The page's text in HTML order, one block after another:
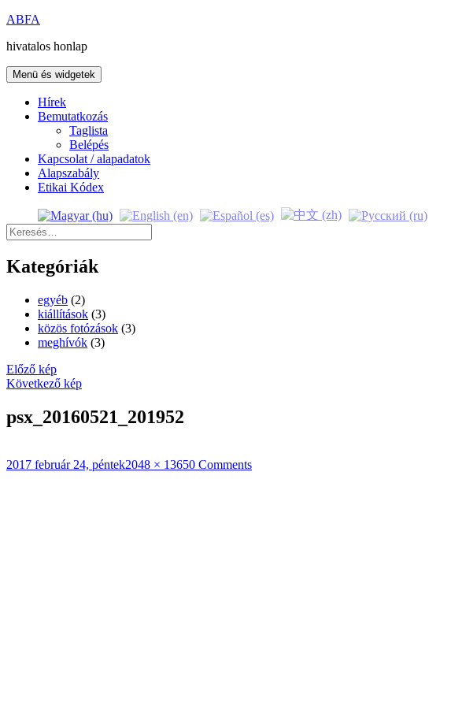
Kilépés
tartalomba
ABFA
hivatalos honlap
Menü és widgetek
Hírek
Bemutatkozás
Taglista
Belépés
Kapcsolat / alapadatok
Alapszabály
Etikai Kódex
Keresés:
Kategóriák
egyéb (2)
kiállítások (3)
közös fotózások (3)
meghívók (3)
Előző kép
Következő kép
psx_20160521_201952
Közzétéve
2017 február 24, péntekTeljes
2048 × 13650 Comments